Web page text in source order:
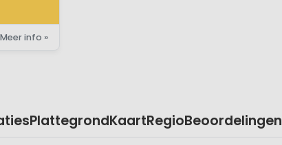
Meer info »
PlattegrondKaartRegioBeoordelingen